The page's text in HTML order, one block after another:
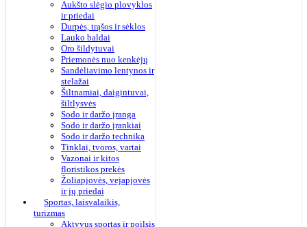
Aukšto slėgio plovyklos
ir priedai
Durpės, trąšos ir sėklos
Lauko baldai
Oro šildytuvai
Priemonės nuo kenkėjų
Sandėliavimo lentynos ir
stelažai
Šiltnamiai, daigintuvai,
šiltlysvės
Sodo ir daržo įranga
Sodo ir daržo įrankiai
Sodo ir daržo technika
Tinklai, tvoros, vartai
Vazonai ir kitos
floristikos prekės
Žoliapjovės, vejapjovės
ir jų priedai
Sportas, laisvalaikis,
turizmas
Aktyvus sportas ir poilsis